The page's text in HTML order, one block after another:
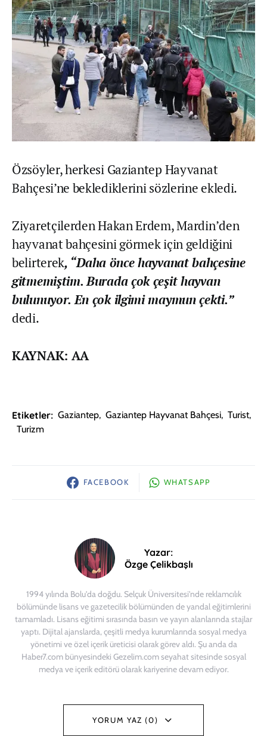
Özsöyler, herkesi Gaziantep Hayvanat
Bahçesi’ne beklediklerini sözlerine ekledi.
Ziyaretçilerden Hakan Erdem, Mardin’den
hayvanat bahçesini görmek için geldiğini
belirterek, “Daha önce hayvanat bahçesine
gitmemiştim. Burada çok çeşit hayvan
bulunuyor. En çok ilgimi maymun çekti.”
dedi.
KAYNAK: AA
Etiketler: Gaziantep, Gaziantep Hayvanat Bahçesi, Turist,
Turizm
FACEBOOK WHATSAPP
Yazar:
Özge Çelikbaşlı
1994 yılında Bolu'da doğdu. Selçuk Üniversitesi'nde reklamcılık
bölümünde lisans ve gazetecilik bölümünden de yandal eğitimlerini
tamamladı. Lisans eğitimi sırasında basın ve yayın alanlarında stajlar
yaptı. Dijital ajanslarda, çeşitli medya kurumlarında sosyal medya
yönetimi ve özel içerik üreticisi olarak görev aldı. Şu anda da
Haber7.com bünyesindeki Gezelim.com seyahat sitesinde sosyal
medya ve içerik editörü olarak kariyerine devam ediyor.
YORUM YAZ (0)